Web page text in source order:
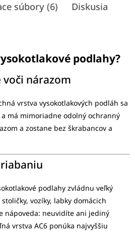
súbory (6) Diskusia
podlahy?
nárazom
vrstva vysokotlakových podláh sa
má mimoriadne odolný ochranný
a zostane bez škrabancov a
podlahy zvládnu veľký
vozíky, labky domácich
nápoveda: neuvidíte ani jediný
vrstva AC6 ponúka najvyššiu